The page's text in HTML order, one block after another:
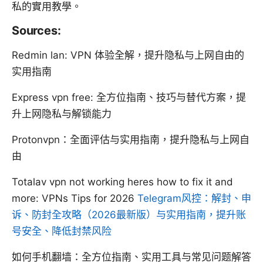
私的實用教學。
Sources:
Redmin lan: VPN 体验全解，提升隐私与上网自由的
实用指南
Express vpn free: 全方位指南、技巧与替代方案，提
升上网隐私与解锁能力
Protonvpn：全面评估与实用指南，提升隐私与上网自
由
Totalav vpn not working heres how to fix it and
more: VPNs Tips for 2026 Telegram风控：解封、申
诉、防封全攻略（2026最新版）与实用指南，提升账
号安全、降低封禁风险
如何手机翻墙：全方位指南、实用工具与常见问题解答